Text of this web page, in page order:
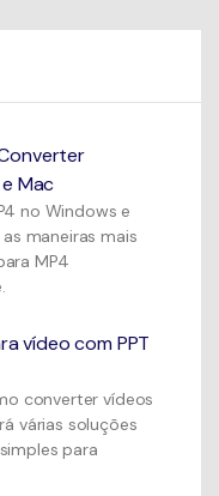
Mac
no Windows e
maneiras mais
MP4
vídeo com PPT
converter vídeos
várias soluções
para